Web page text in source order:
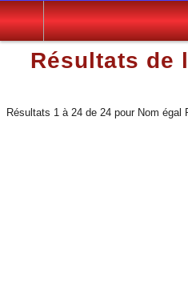
Résultats de
Résultats 1 à 24 de 24 pour Nom égal